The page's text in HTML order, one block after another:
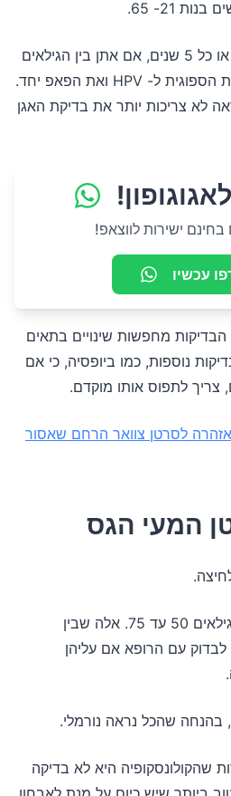
בנות 21- 65.
: כל 3 שנים, או כל 5 שנים, אם אתן בין הגילאים
30 ו-65, ולעשות את בדיקת הספוגית ל- HPV ואת הפאפ יחד.
לא צריכות יותר את בדיקת האגן
בחינם ישירות לווצאפ!
עכשיו
מחפשות שינויים בתאים
נוספות, כמו ביופסיה, כי אם
צריך לתפוס אותו מוקדם.
אזהרה לסרטן צוואר הרחם שאסור
: בגילאים 50 עד 75. אלה שבין
עד 85 צריכות לבדוק עם הרופא אם עליהן
שהקולונסקופיה היא לא בדיקה